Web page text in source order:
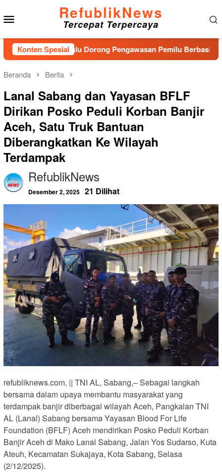
ke
konten
RefublikNews
Tercepat Terpercaya
Konten Spesial
Bawaslu Dorong Pengawasan Pemilu Berbasis Masyarakat
Beranda Berita
Lanal Sabang dan Yayasan BFLF
Dirikan Posko Peduli Korban Banjir
Aceh, Satu Truk Bantuan
Diberangkatkan Ke Wilayah
Terdampak
RefublikNews
Desember 2, 2025 21 Dilihat
refubliknews.com, || TNI AL, Sabang,– Sebagai langkah
bersama dalam upaya membantu masyarakat yang
terdampak banjir diberbagai wilayah Aceh, Pangkalan TNI
AL (Lanal) Sabang bersama Yayasan Blood For Life
Foundation (BFLF) Aceh mendirikan Posko Peduli Korban
Banjir Aceh di Mako Lanal Sabang, Jalan Yos Sudarso, Kuta
Ateuh, Kecamatan Sukajaya, Kota Sabang, Selasa
(2/12/2025).